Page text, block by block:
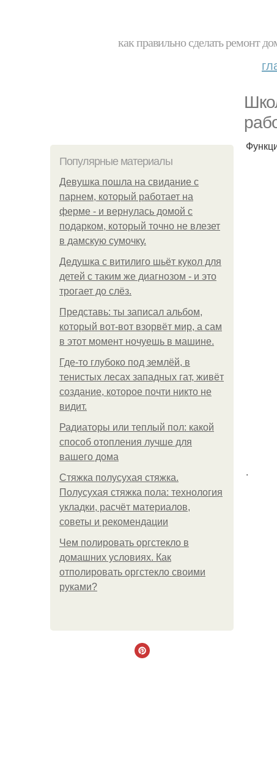
как правильно сделать ремонт
Популярные материалы
Девушка пошла на свидание с
парнем, который работает на
ферме - и вернулась домой с
подарком, который точно не влезет
в дамскую сумочку.
Дедушка с витилиго шьёт кукол для
детей с таким же диагнозом - и это
трогает до слёз.
Представь: ты записал альбом,
который вот-вот взорвёт мир, а сам
в этот момент ночуешь в машине.
Где-то глубоко под землёй, в
тенистых лесах западных гат, живёт
создание, которое почти никто не
видит.
Радиаторы или теплый пол: какой
способ отопления лучше для
вашего дома
Стяжка полусухая стяжка.
Полусухая стяжка пола: технология
укладки, расчёт материалов,
советы и рекомендации
Чем полировать оргстекло в
домашних условиях. Как
отполировать оргстекло своими
руками?
.